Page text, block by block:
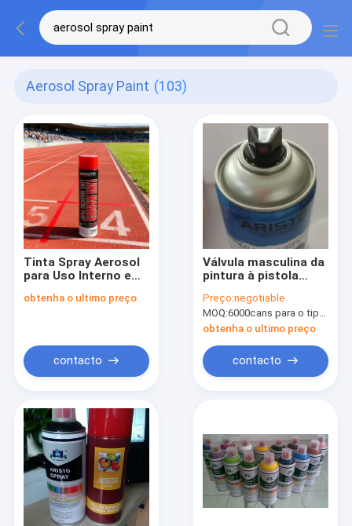
Aerosol Spray Paint (103)
Tinta Spray Aerosol
para Uso Interno e
Amostra Grátis -
Linhas 750ml
obtenha o ultimo preço
contacto
Válvula masculina da
pintura à pistola
aerossol das resinas
acrílicas 400ml
Preço:negotiable
MOQ:6000cans para o tipo de Aristo, 15000cans para o tipo feito sob encomenda
obtenha o ultimo preço
contacto